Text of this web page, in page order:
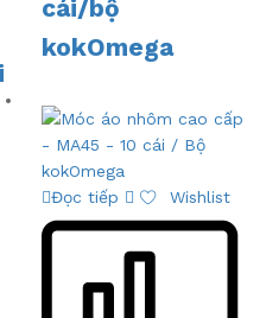
cái/bộ
kokOmega
Đọc tiếp Wishlist